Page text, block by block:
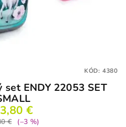
set ENDY 22053 SET
€
€
(–3 %)
KÓD: 4380